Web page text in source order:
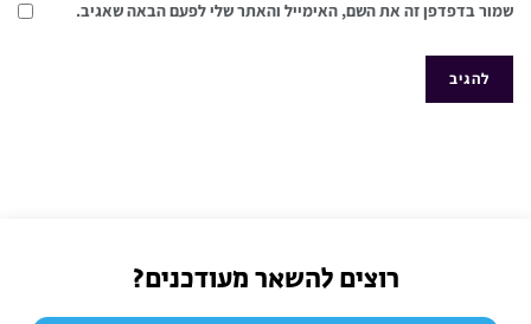
שמור בדפדפן זה את השם, האימייל והאתר שלי לפעם הבאה שאגיב.
רוצים להשאר מעודכנים?